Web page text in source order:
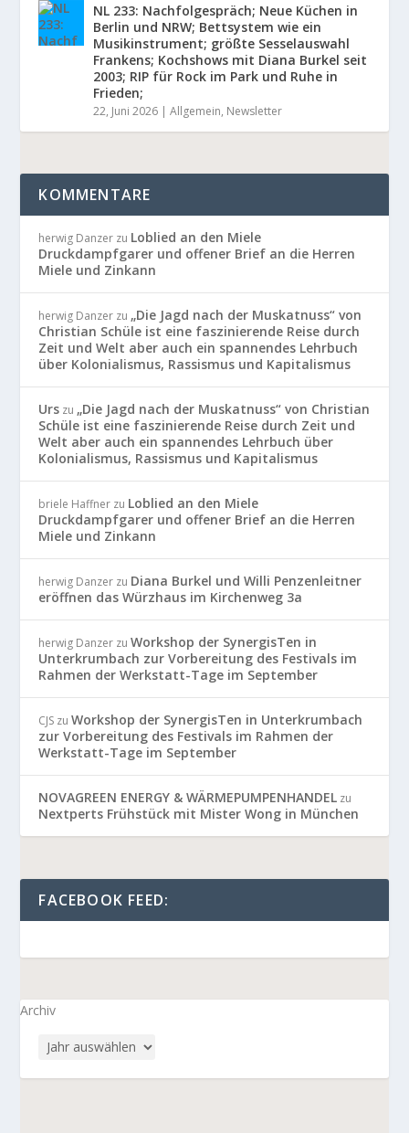
NL 233: Nachfolgespräch; Neue Küchen in
Berlin und NRW; Bettsystem wie ein
Musikinstrument; größte Sesselauswahl
Frankens; Kochshows mit Diana Burkel seit
2003; RIP für Rock im Park und Ruhe in
Frieden;
22, Juni 2026 |Allgemein, Newsletter
KOMMENTARE
herwig Danzer zu Loblied an den Miele
Druckdampfgarer und offener Brief an die Herren
Miele und Zinkann
herwig Danzer zu „Die Jagd nach der Muskatnuss“ von
Christian Schüle ist eine faszinierende Reise durch
Zeit und Welt aber auch ein spannendes Lehrbuch
über Kolonialismus, Rassismus und Kapitalismus
Urs zu „Die Jagd nach der Muskatnuss“ von Christian
Schüle ist eine faszinierende Reise durch Zeit und
Welt aber auch ein spannendes Lehrbuch über
Kolonialismus, Rassismus und Kapitalismus
briele Haffner zu Loblied an den Miele
Druckdampfgarer und offener Brief an die Herren
Miele und Zinkann
herwig Danzer zu Diana Burkel und Willi Penzenleitner
eröffnen das Würzhaus im Kirchenweg 3a
herwig Danzer zuWorkshop der SynergisTen in
Unterkrumbach zur Vorbereitung des Festivals im
Rahmen der Werkstatt-Tage im September
CJS zuWorkshop der SynergisTen in Unterkrumbach
zur Vorbereitung des Festivals im Rahmen der
Werkstatt-Tage im September
NOVAGREEN ENERGY & WÄRMEPUMPENHANDEL zu
Nextperts Frühstück mit Mister Wong in München
FACEBOOK FEED:
Archiv